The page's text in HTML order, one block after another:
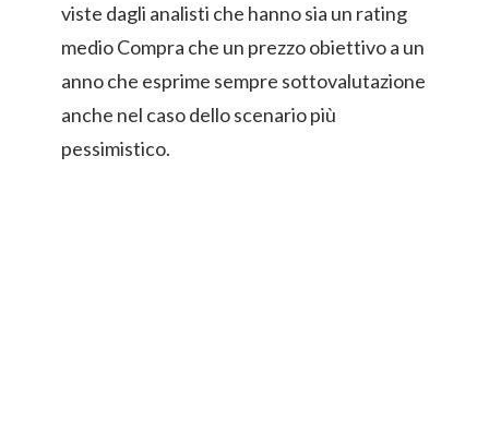
viste dagli analisti che hanno sia un rating
medio Compra che un prezzo obiettivo a un
anno che esprime sempre sottovalutazione
anche nel caso dello scenario più
pessimistico.